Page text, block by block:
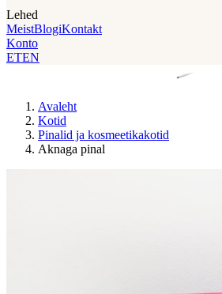
Lehed
MeistBlogiKontakt
Konto
ETEN
Avaleht
Kotid
Pinalid ja kosmeetikakotid
Aknaga pinal